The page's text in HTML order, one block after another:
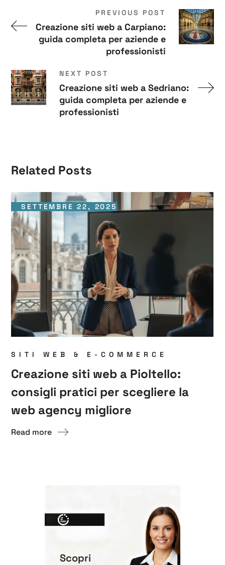
PREVIOUS POST
Creazione siti web a Carpiano:
guida completa per aziende e
professionisti
NEXT POST
Creazione siti web a Sedriano:
guida completa per aziende e
professionisti
Related Posts
SETTEMBRE 22, 2025
SITI WEB & E-COMMERCE
Creazione siti web a Pioltello:
consigli pratici per scegliere la
web agency migliore
Read more
Scopri